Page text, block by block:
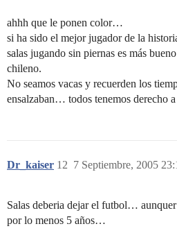
ahhh que le ponen color…
si ha sido el mejor jugador de la
salas jugando sin piernas es más
chileno.
No seamos vacas y recuerden los
ensalzaban… todos tenemos derecho
Dr_kaiser 7 Septiembre, 2005
12
Salas deberia dejar el futbol…
por lo menos 5 años…